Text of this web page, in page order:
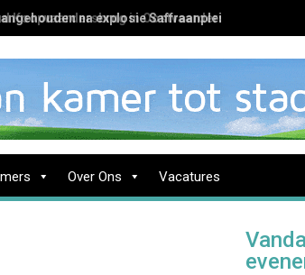
Koopvaardersbrug in Oostvaardersbuurt
Over Ons Vacatures